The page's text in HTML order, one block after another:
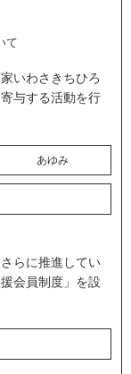
て
いわさきちひろ
与する活動を行
あゆみ
らに推進してい
会員制度」を設